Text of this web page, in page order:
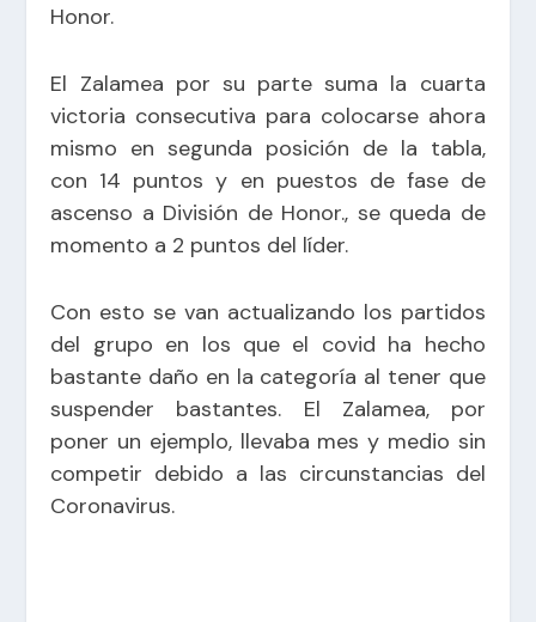
Honor.
El Zalamea por su parte suma la cuarta
victoria consecutiva para colocarse ahora
mismo en segunda posición de la tabla,
con 14 puntos y en puestos de fase de
ascenso a División de Honor., se queda de
momento a 2 puntos del líder.
Con esto se van actualizando los partidos
del grupo en los que el covid ha hecho
bastante daño en la categoría al tener que
suspender bastantes. El Zalamea, por
poner un ejemplo, llevaba mes y medio sin
competir debido a las circunstancias del
Coronavirus.